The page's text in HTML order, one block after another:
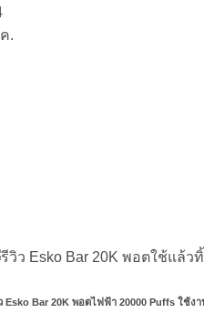
Esko Bar 20K พอตไฟฟ้า 20000 Puffs ใช้ง
.